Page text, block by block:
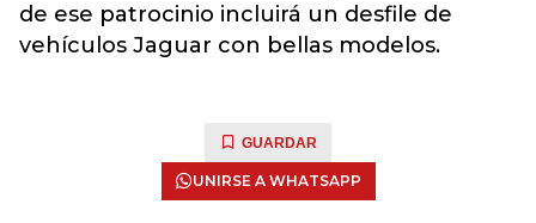
de ese patrocinio incluirá un desfile de
vehículos Jaguar con bellas modelos.
GUARDAR
UNIRSE A WHATSAPP